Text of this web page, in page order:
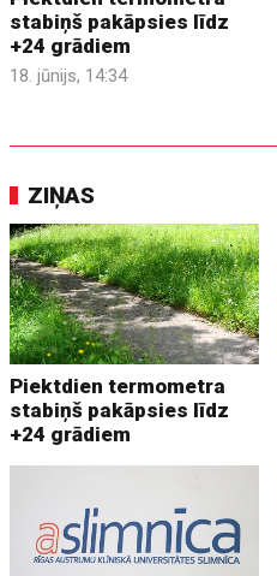
stabiņš pakāpsies līdz
+24 grādiem
18. jūnijs, 14:34
ZIŅAS
Piektdien termometra
stabiņš pakāpsies līdz
+24 grādiem